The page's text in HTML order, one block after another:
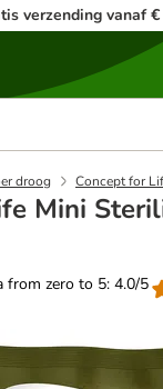
verzending vanaf
droog Concept for
Mini
from zero to 5: 4.0/5